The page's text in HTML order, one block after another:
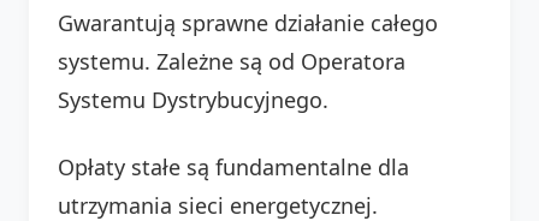
Gwarantują sprawne działanie całego
systemu. Zależne są od Operatora
Systemu Dystrybucyjnego.
Opłaty stałe są fundamentalne dla
utrzymania sieci energetycznej.